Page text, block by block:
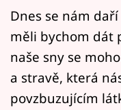
Mámy sobě
Přihlášení
Dnes se nám
měli bychom dát
naše sny se
a stravě, která
povzbuzujícím